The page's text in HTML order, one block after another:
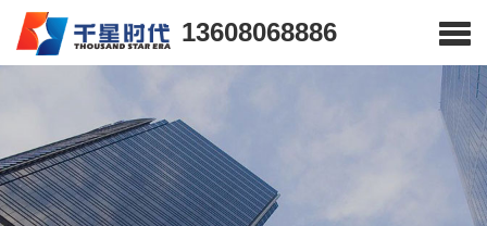
13608068886